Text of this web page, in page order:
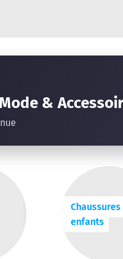
&
Chaussures
enfants